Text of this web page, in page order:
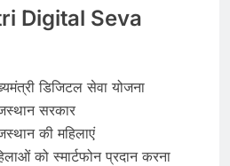
Digital Seva
डिजिटल सेवा योजना
सरकार
की महिलाएं
को स्मार्टफोन प्रदान करना